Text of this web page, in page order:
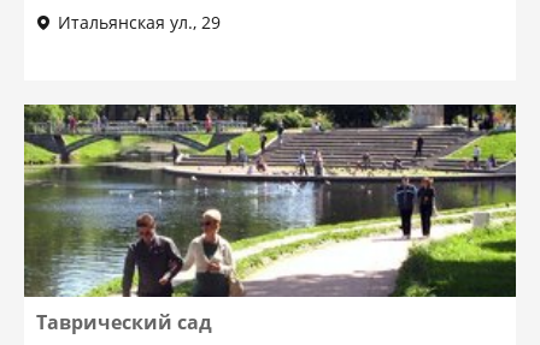
Итальянская ул., 29
Таврический сад